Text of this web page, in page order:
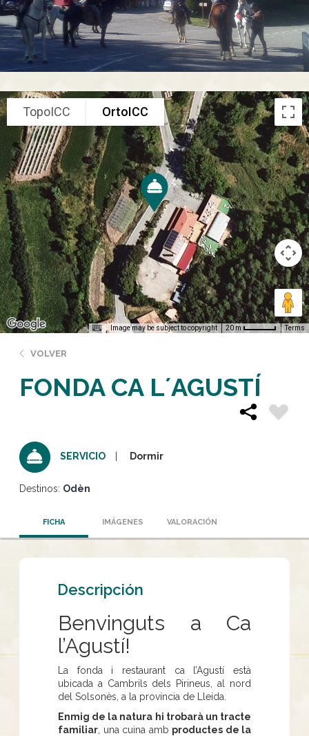
TopoICC OrtoICC
Image may be subject to copyright 20 m Terms
VOLVER
FONDA CA L´AGUSTÍ
SERVICIO Dormir
Destinos: Odèn
FICHA IMÁGENES VALORACIÓN
Descripción
Benvinguts a Ca
l’Agustí!
La fonda i restaurant ca l’Agustí està
ubicada a Cambrils dels Pirineus, al nord
del Solsonès, a la província de Lleida.
Enmig de la natura hi trobarà un tracte
familiar , una cuina amb productes de la